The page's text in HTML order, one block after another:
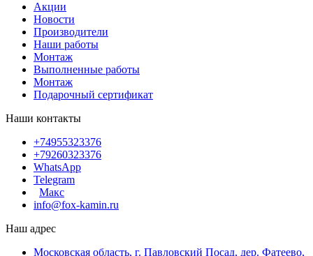
Акции
Новости
Производители
Наши работы
Монтаж
Выполненные работы
Монтаж
Подарочный сертификат
Наши контакты
+74955323376
+79260323376
WhatsApp
Telegram
Макс
info@fox-kamin.ru
Наш адрес
Московская область, г. Павловский Посад, дер. Фатеево,